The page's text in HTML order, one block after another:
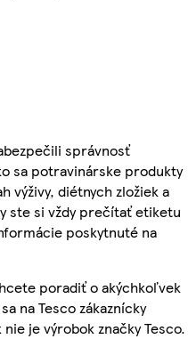
správnosť
sa potravinárske produkty
výživy, diétnych zložiek a
ste si vždy prečítať etiketu
poskytnuté na
poradiť o akýchkoľvek
na Tesco zákaznícky
je výrobok značky Tesco.